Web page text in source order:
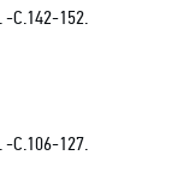
-C.142-152.
-C.106-127.